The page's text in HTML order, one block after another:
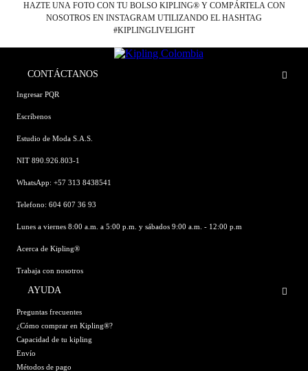
HAZTE UNA FOTO CON TU BOLSO KIPLING® Y COMPÁRTELA CON
NOSOTROS EN INSTAGRAM UTILIZANDO EL HASHTAG
#KIPLINGLIVELIGHT
CONTÁCTANOS
Ingresar PQR
Escríbenos
Estudio de Moda S.A.S.
NIT 890.926.803-1
WhatsApp: +57 313 8438541
Telefono: 604 607 36 93
Lunes a viernes 8:00 a.m. a 5:00 p.m. y sábados 9:00 a.m. - 12:00 p.m
Acerca de Kipling®
Trabaja con nosotros
AYUDA
Preguntas frecuentes
¿Cómo comprar en Kipling®?
Capacidad de tu kipling
Envío
Métodos de pago